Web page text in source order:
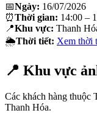
📅Ngày: 16/07/2026
⏰Thời gian: 14:00 –
📍Khu vực: Thanh
🌦Thời tiết: Xem thời
📍 Khu vực
Các khách hàng
Thanh Hóa.